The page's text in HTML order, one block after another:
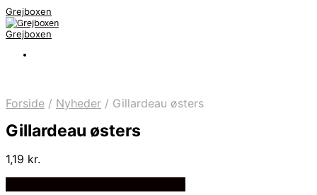
Grejboxen
Grejboxen
Forside / Nyheder / Gillardeau østers
Gillardeau østers
1,19 kr.